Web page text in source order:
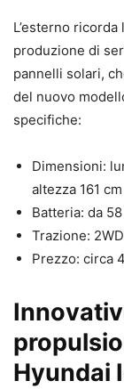
L’esterno ricorda
produzione di
pannelli solari,
del nuovo
specifiche:
Dimensioni:
altezza 161 cm
Batteria: da
Trazione:
Prezzo: circa
Hyundai